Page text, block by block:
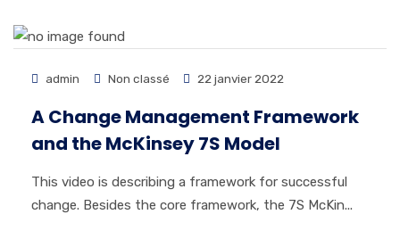
admin Non classé 22 janvier 2022
A Change Management Framework
and the McKinsey 7S Model
This video is describing a framework for successful
change. Besides the core framework, the 7S McKin...